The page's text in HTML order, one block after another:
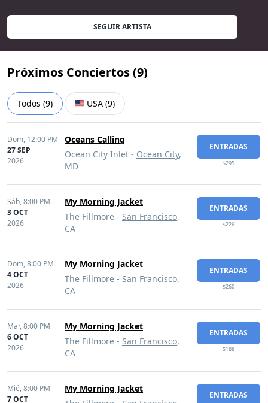
SEGUIR ARTISTA
Próximos Conciertos (9)
Todos (9) USA (9)
Dom, 12:00 PM
27 SEP
2026
Oceans Calling
Ocean City Inlet - Ocean City,
MD
ENTRADAS
$295
Sáb,8:00 PM
3 OCT
2026
My Morning Jacket
The Fillmore - San Francisco,
CA
ENTRADAS
$226
Dom,8:00 PM
4 OCT
2026
My Morning Jacket
The Fillmore - San Francisco,
CA
ENTRADAS
$260
Mar,8:00 PM
6 OCT
2026
My Morning Jacket
The Fillmore - San Francisco,
CA
ENTRADAS
$188
Mié,8:00 PM
7 OCT
My Morning Jacket
ENTRADAS